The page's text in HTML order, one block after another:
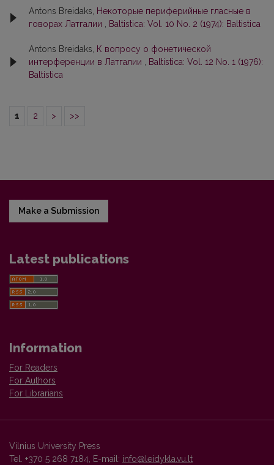
Antons Breidaks, Некоторые периферийные гласные в
говорах Латгалии
Baltistica: Vol. 10 No. 2 (1974): Baltistica
Antons Breidaks, К вопросу о фонетической
интерференции в Латгалии
Baltistica: Vol. 12 No. 1 (1976):
Baltistica
1 2 > >>
Make a Submission
Latest publications
Information
For Readers
For Authors
For Librarians
Vilnius University Press
Tel. +370 5 268 7184, E-mail: info@leidykla.vu.lt